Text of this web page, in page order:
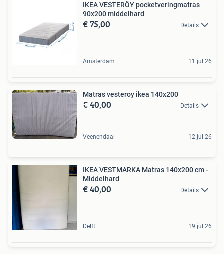
IKEA VESTERÖY pocketveringmatras
90x200 middelhard
€ 75,00 Details
Amsterdam 11 jul 26
Matras vesteroy ikea 140x200
€ 40,00 Details
Veenendaal 12 jul 26
IKEA VESTMARKA Matras 140x200 cm -
Middelhard
€ 40,00 Details
Delft 19 jul 26